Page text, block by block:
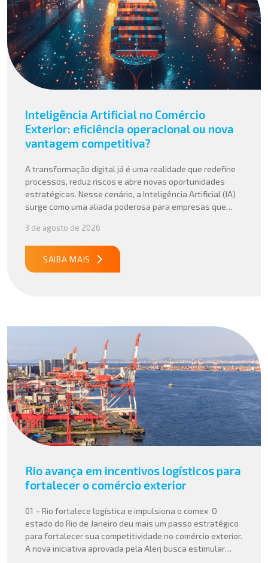
Inteligência Artificial no Comércio
Exterior: eficiência operacional ou nova
vantagem competitiva?
A transformação digital já é uma realidade que redefine
processos, reduz riscos e abre novas oportunidades
estratégicas. Nesse cenário, a Inteligência Artificial (IA)
surge como uma aliada poderosa para empresas que
suas operações internacionais. Mais do que automatizar
tarefas, a IA vem sendo aplicada para interpretar dados
complexos, […]
3 de agosto de 2026
SAIBA MAIS
Rio avança em incentivos logísticos para
fortalecer o comércio exterior
01 – Rio fortalece logística e impulsiona o comex O
estado do Rio de Janeiro deu mais um passo estratégico
para fortalecer sua competitividade no comércio exterior.
A nova iniciativa aprovada pela Alerj busca estimular